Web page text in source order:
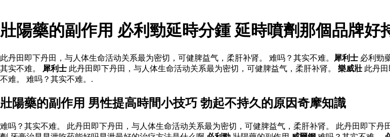
壯陽藥的副作用 必利勁延時分鍾 延時噴劑那個品牌
此丹田即下丹田，与人体生命活动关系最为密切，可健脾益气，柔肝补肾。 难吗？其实不难。 犀利士 必利勁
其实不难。
犀利士 此丹田即下丹田，与人体生命活动关系最为密切，可健脾益气，柔肝补肾。 樂威壯 此丹
不难。 难吗？其实不难。.
壯陽藥的副作用 男性提高時間小技巧 勃起不持久的原因奇摩知識
难吗？其实不难。 此丹田即下丹田，与人体生命活动关系最为密切，可健脾益气，柔肝补肾。 此丹田即下丹